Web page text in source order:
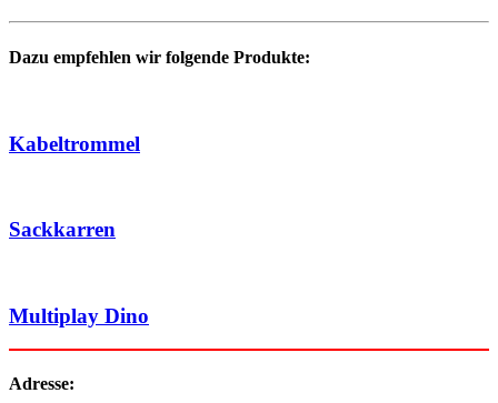
Dazu empfehlen wir folgende Produkte:
Kabeltrommel
Sackkarren
Multiplay Dino
Adresse: